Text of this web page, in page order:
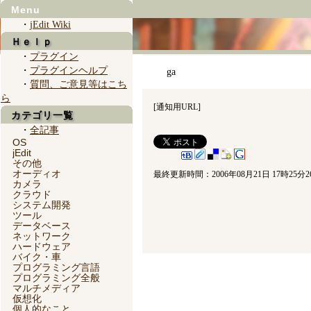
ga
[通知用URL]
最終更新時間：2006年08月21日 17時25分
Menu
・ jEdit Wiki
Ｈｅｌｐ
・ プラグイン
・ プラグインヘルプ
・ 質問、ご意見等はこち
ら
カテゴリ一覧
・ 全記事
OS
jEdit
その他
オーディオ
カメラ
クラウド
システム開発
ツール
データベース
ネットワーク
ハードウェア
バイク・車
プログラミング言語
プログラミング全般
マルチメディア
仮想化